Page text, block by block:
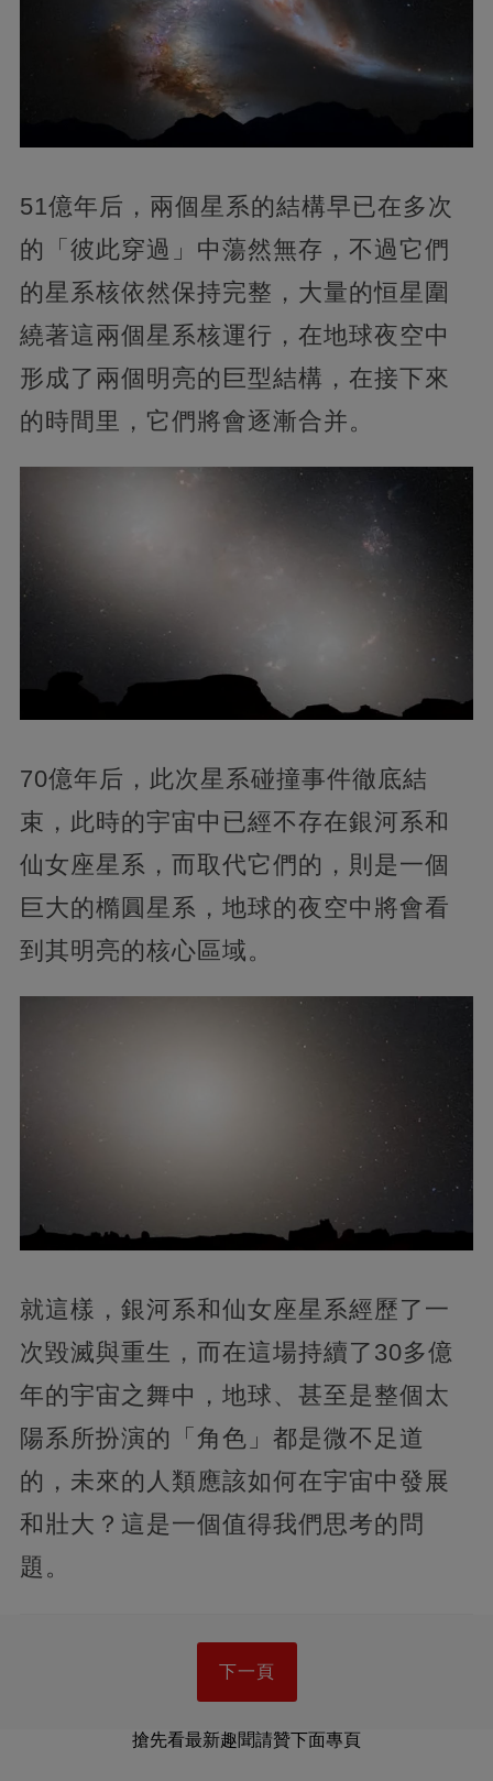
51億年后，兩個星系的結構早已在多次
的「彼此穿過」中蕩然無存，不過它們
的星系核依然保持完整，大量的恒星圍
繞著這兩個星系核運行，在地球夜空中
形成了兩個明亮的巨型結構，在接下來
的時間里，它們將會逐漸合并。
70億年后，此次星系碰撞事件徹底結
束，此時的宇宙中已經不存在銀河系和
仙女座星系，而取代它們的，則是一個
巨大的橢圓星系，地球的夜空中將會看
到其明亮的核心區域。
就這樣，銀河系和仙女座星系經歷了一
次毀滅與重生，而在這場持續了30多億
年的宇宙之舞中，地球、甚至是整個太
陽系所扮演的「角色」都是微不足道
的，未來的人類應該如何在宇宙中發展
和壯大？這是一個值得我們思考的問
題。
下一頁
搶先看最新趣聞請贊下面專頁